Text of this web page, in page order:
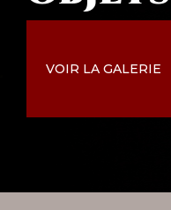
VOIR LA GALERIE